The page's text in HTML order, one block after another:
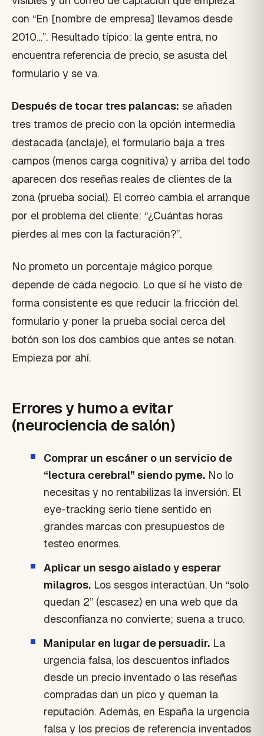
con “En [nombre de empresa] llevamos desde
2010…”. Resultado típico: la gente entra, no
encuentra referencia de precio, se asusta del
formulario y se va.
Después de tocar tres palancas: se añaden
tres tramos de precio con la opción intermedia
destacada (anclaje), el formulario baja a tres
campos (menos carga cognitiva) y arriba del todo
aparecen dos reseñas reales de clientes de la
zona (prueba social). El correo cambia el arranque
por el problema del cliente: “¿Cuántas horas
pierdes al mes con la facturación?”.
No prometo un porcentaje mágico porque
depende de cada negocio. Lo que sí he visto de
forma consistente es que reducir la fricción del
formulario y poner la prueba social cerca del
botón son los dos cambios que antes se notan.
Empieza por ahí.
Errores y humo a evitar
(neurociencia de salón)
Comprar un escáner o un servicio de
“lectura cerebral” siendo pyme. No lo
necesitas y no rentabilizas la inversión. El
eye-tracking serio tiene sentido en
grandes marcas con presupuestos de
testeo enormes.
Aplicar un sesgo aislado y esperar
milagros. Los sesgos interactúan. Un “solo
quedan 2” (escasez) en una web que da
desconfianza no convierte; suena a truco.
Manipular en lugar de persuadir. La
urgencia falsa, los descuentos inflados
desde un precio inventado o las reseñas
compradas dan un pico y queman la
reputación. Además, en España la urgencia
falsa y los precios de referencia inventados